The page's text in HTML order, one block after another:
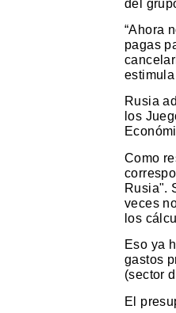
del
“Ahora
pagas
Rusia
los
Como
Rusia".
veces
los
Eso ya
gastos
(sector
El